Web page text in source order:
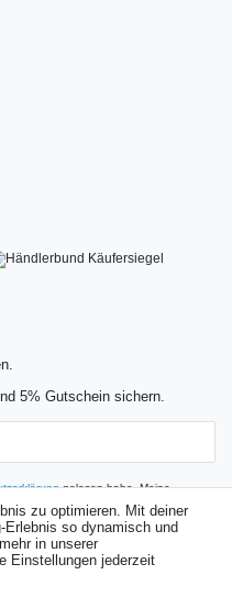
5% Gutschein sichern.
gelesen habe. Meine
zu optimieren. Mit deiner
so dynamisch und
in unserer
Einstellungen jederzeit